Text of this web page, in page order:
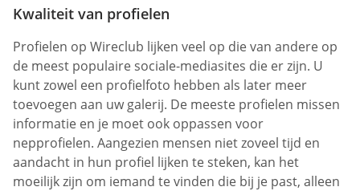
Kwaliteit van profielen
Profielen op Wireclub lijken veel op die van andere op
de meest populaire sociale-mediasites die er zijn. U
kunt zowel een profielfoto hebben als later meer
toevoegen aan uw galerij. De meeste profielen missen
informatie en je moet ook oppassen voor
nepprofielen. Aangezien mensen niet zoveel tijd en
aandacht in hun profiel lijken te steken, kan het
moeilijk zijn om iemand te vinden die bij je past, alleen